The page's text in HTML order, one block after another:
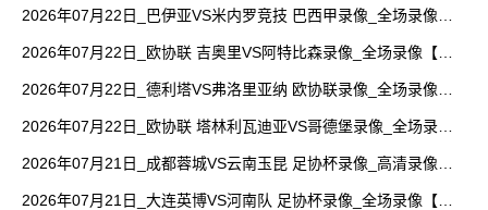
2026年07月22日_巴伊亚VS米内罗竞技 巴西甲录像_全场录像
2026年07月22日_欧协联 吉奥里VS阿特比森录像_全场录像【全
2026年07月22日_德利塔VS弗洛里亚纳 欧协联录像_全场录像
2026年07月22日_欧协联 塔林利瓦迪亚VS哥德堡录像_全场录像
2026年07月21日_成都蓉城VS云南玉昆 足协杯录像_高清录像
2026年07月21日_大连英博VS河南队 足协杯录像_全场录像【视